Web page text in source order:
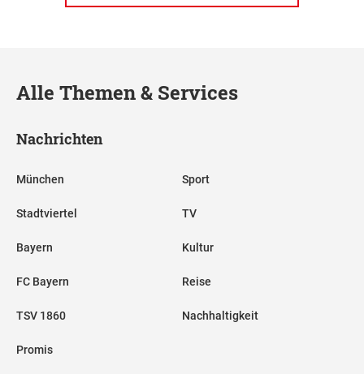
Alle Themen & Services
Nachrichten
München
Stadtviertel
Bayern
FC Bayern
TSV 1860
Promis
Sport
TV
Kultur
Reise
Nachhaltigkeit